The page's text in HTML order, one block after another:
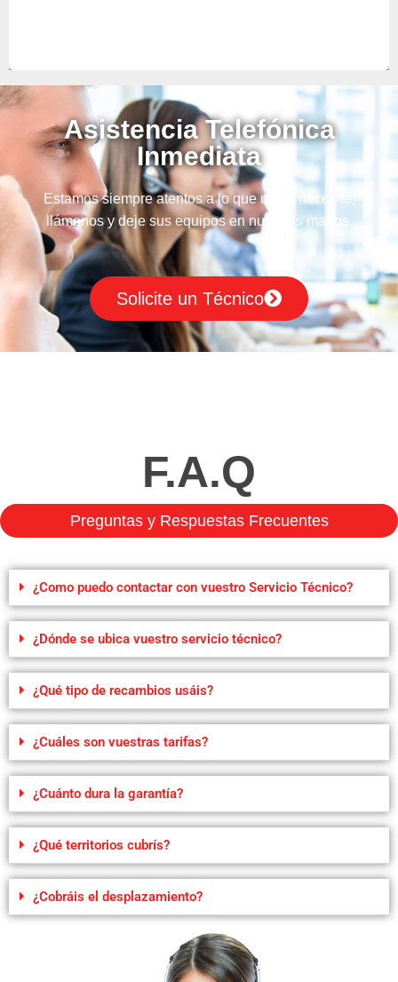
Asistencia Telefónica
Inmediata
Estamos siempre atentos a lo que usted necesite,
llámenos y deje sus equipos en nuestras manos.
Solicite un Técnico
F.A.Q
Preguntas y Respuestas Frecuentes
¿Como puedo contactar con vuestro Servicio Técnico?
¿Dónde se ubica vuestro servicio técnico?
¿Qué tipo de recambios usáis?
¿Cuáles son vuestras tarifas?
¿Cuánto dura la garantía?
¿Qué territorios cubrís?
¿Cobráis el desplazamiento?